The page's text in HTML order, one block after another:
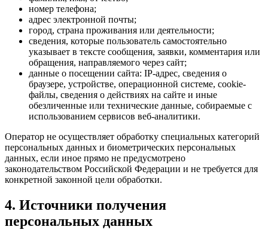
номер телефона;
адрес электронной почты;
город, страна проживания или деятельности;
сведения, которые пользователь самостоятельно
указывает в тексте сообщения, заявки, комментария или
обращения, направляемого через сайт;
данные о посещении сайта: IP-адрес, сведения о
браузере, устройстве, операционной системе, cookie-
файлы, сведения о действиях на сайте и иные
обезличенные или технические данные, собираемые с
использованием сервисов веб-аналитики.
Оператор не осуществляет обработку специальных категорий
персональных данных и биометрических персональных
данных, если иное прямо не предусмотрено
законодательством Российской Федерации и не требуется для
конкретной законной цели обработки.
4. Источники получения
персональных данных